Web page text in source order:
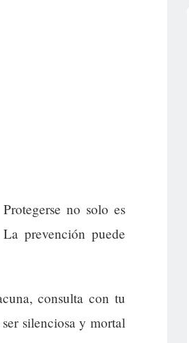
no solo es
prevención puede
consulta con tu
silenciosa y mortal